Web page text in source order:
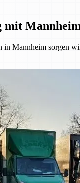
mit
in Mannheim sorgen